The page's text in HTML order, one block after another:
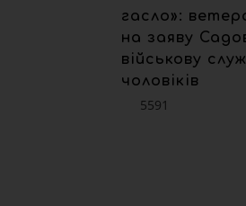
гасло»:
на заяву
військову
чоловіків
5591